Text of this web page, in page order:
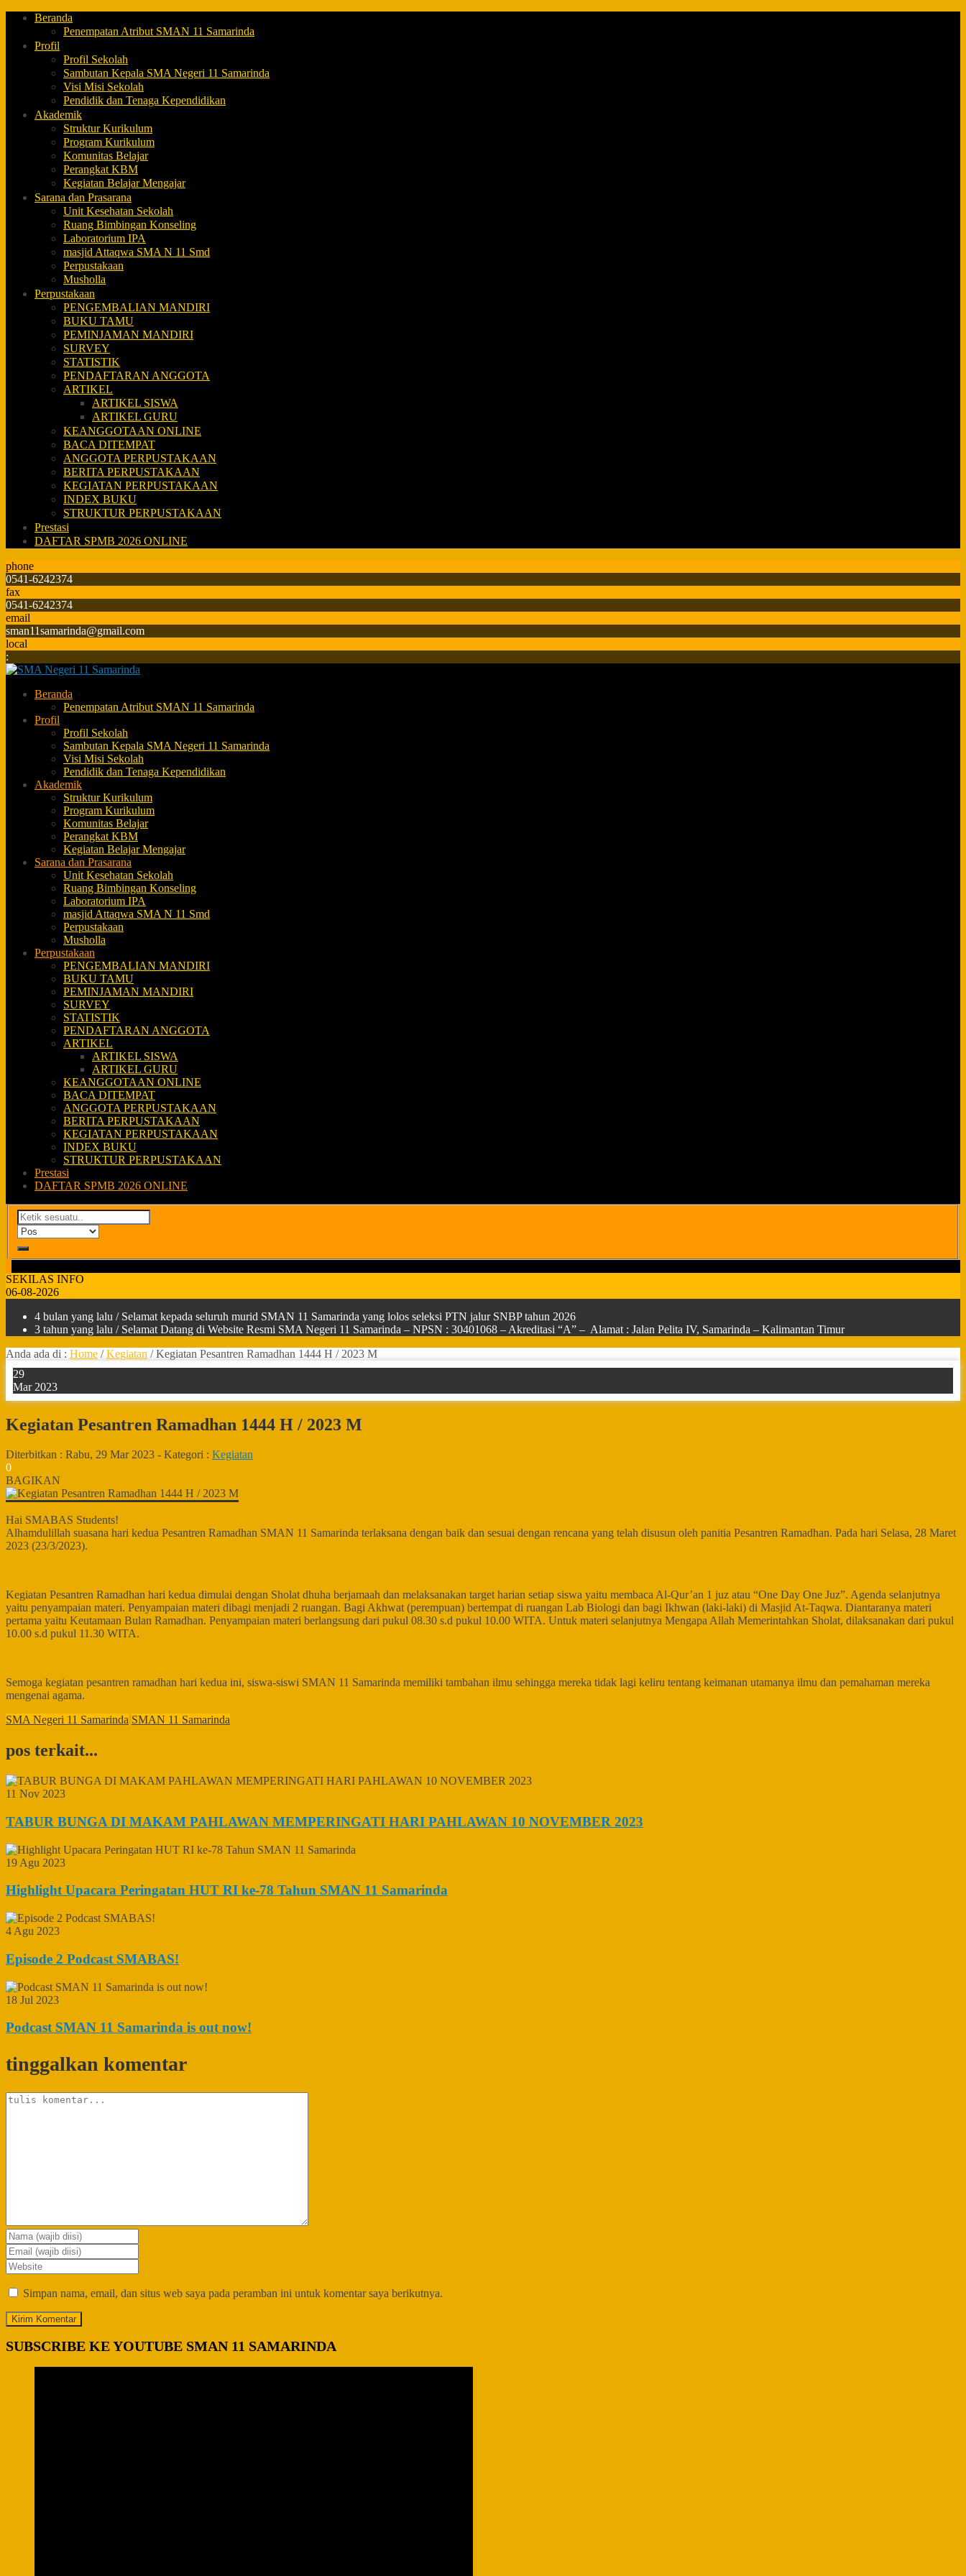
Beranda
Penempatan Atribut SMAN 11 Samarinda
Profil
Profil Sekolah
Sambutan Kepala SMA Negeri 11 Samarinda
Visi Misi Sekolah
Pendidik dan Tenaga Kependidikan
Akademik
Struktur Kurikulum
Program Kurikulum
Komunitas Belajar
Perangkat KBM
Kegiatan Belajar Mengajar
Sarana dan Prasarana
Unit Kesehatan Sekolah
Ruang Bimbingan Konseling
Laboratorium IPA
masjid Attaqwa SMA N 11 Smd
Perpustakaan
Musholla
Perpustakaan
PENGEMBALIAN MANDIRI
BUKU TAMU
PEMINJAMAN MANDIRI
SURVEY
STATISTIK
PENDAFTARAN ANGGOTA
ARTIKEL
ARTIKEL SISWA
ARTIKEL GURU
KEANGGOTAAN ONLINE
BACA DITEMPAT
ANGGOTA PERPUSTAKAAN
BERITA PERPUSTAKAAN
KEGIATAN PERPUSTAKAAN
INDEX BUKU
STRUKTUR PERPUSTAKAAN
Prestasi
DAFTAR SPMB 2026 ONLINE
phone
0541-6242374
fax
0541-6242374
email
sman11samarinda@gmail.com
local
:
Beranda
Penempatan Atribut SMAN 11 Samarinda
Profil
Profil Sekolah
Sambutan Kepala SMA Negeri 11 Samarinda
Visi Misi Sekolah
Pendidik dan Tenaga Kependidikan
Akademik
Struktur Kurikulum
Program Kurikulum
Komunitas Belajar
Perangkat KBM
Kegiatan Belajar Mengajar
Sarana dan Prasarana
Unit Kesehatan Sekolah
Ruang Bimbingan Konseling
Laboratorium IPA
masjid Attaqwa SMA N 11 Smd
Perpustakaan
Musholla
Perpustakaan
PENGEMBALIAN MANDIRI
BUKU TAMU
PEMINJAMAN MANDIRI
SURVEY
STATISTIK
PENDAFTARAN ANGGOTA
ARTIKEL
ARTIKEL SISWA
ARTIKEL GURU
KEANGGOTAAN ONLINE
BACA DITEMPAT
ANGGOTA PERPUSTAKAAN
BERITA PERPUSTAKAAN
KEGIATAN PERPUSTAKAAN
INDEX BUKU
STRUKTUR PERPUSTAKAAN
Prestasi
DAFTAR SPMB 2026 ONLINE
SEKILAS INFO
06-08-2026
4 bulan yang lalu / Selamat kepada seluruh murid SMAN 11 Samarinda yang lolos seleksi PTN jalur SNBP tahun 2026
3 tahun yang lalu / Selamat Datang di Website Resmi SMA Negeri 11 Samarinda – NPSN : 30401068 – Akreditasi “A” – Alamat : Jalan Pelita IV, Samarinda – Kalimantan Timur
Anda ada di : Home /Kegiatan /Kegiatan Pesantren Ramadhan 1444 H / 2023 M
29
Mar 2023
Kegiatan Pesantren Ramadhan 1444 H / 2023 M
Diterbitkan : Rabu, 29 Mar 2023 - Kategori : Kegiatan
0
BAGIKAN
Hai SMABAS Students!
Alhamdulillah suasana hari kedua Pesantren Ramadhan SMAN 11 Samarinda terlaksana dengan baik dan sesuai dengan rencana yang telah disusun oleh panitia Pesantren Ramadhan. Pada hari Selasa, 28 Maret
2023 (23/3/2023).
Kegiatan Pesantren Ramadhan hari kedua dimulai dengan Sholat dhuha berjamaah dan melaksanakan target harian setiap siswa yaitu membaca Al-Qur’an 1 juz atau “One Day One Juz”. Agenda selanjutnya
yaitu penyampaian materi. Penyampaian materi dibagi menjadi 2 ruangan. Bagi Akhwat (perempuan) bertempat di ruangan Lab Biologi dan bagi Ikhwan (laki-laki) di Masjid At-Taqwa. Diantaranya materi
pertama yaitu Keutamaan Bulan Ramadhan. Penyampaian materi berlangsung dari pukul 08.30 s.d pukul 10.00 WITA. Untuk materi selanjutnya Mengapa Allah Memerintahkan Sholat, dilaksanakan dari pukul
10.00 s.d pukul 11.30 WITA.
Semoga kegiatan pesantren ramadhan hari kedua ini, siswa-siswi SMAN 11 Samarinda memiliki tambahan ilmu sehingga mereka tidak lagi keliru tentang keimanan utamanya ilmu dan pemahaman mereka
mengenai agama.
SMA Negeri 11 Samarinda SMAN 11 Samarinda
pos terkait...
11 Nov 2023
TABUR BUNGA DI MAKAM PAHLAWAN MEMPERINGATI HARI PAHLAWAN 10 NOVEMBER 2023
19 Agu 2023
Highlight Upacara Peringatan HUT RI ke-78 Tahun SMAN 11 Samarinda
4 Agu 2023
Episode 2 Podcast SMABAS!
18 Jul 2023
Podcast SMAN 11 Samarinda is out now!
tinggalkan komentar
Simpan nama, email, dan situs web saya pada peramban ini untuk komentar saya berikutnya.
SUBSCRIBE KE YOUTUBE SMAN 11 SAMARINDA